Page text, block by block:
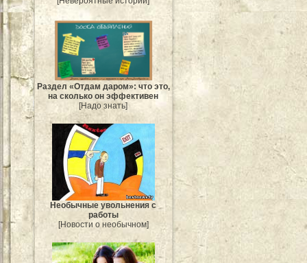
Раздел «Отдам даром»: что это,
на сколько он эффективен
[Надо знать]
Необычные увольнения с
работы
[Новости о необычном]